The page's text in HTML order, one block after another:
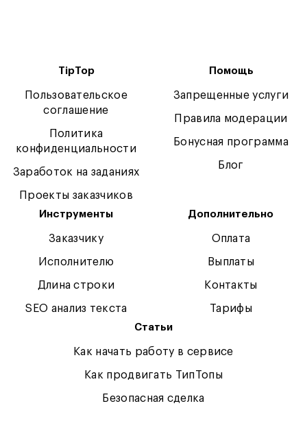
TipTop
Пользовательское
соглашение
Политика
конфиденциальности
Заработок на заданиях
Проекты заказчиков
Помощь
Запрещенные услуги
Правила модерации
Бонусная программа
Блог
Инструменты
Заказчику
Исполнителю
Длина строки
SEO анализ текста
Дополнительно
Оплата
Выплаты
Контакты
Тарифы
Статьи
Как начать работу в сервисе
Как продвигать ТипТопы
Безопасная сделка